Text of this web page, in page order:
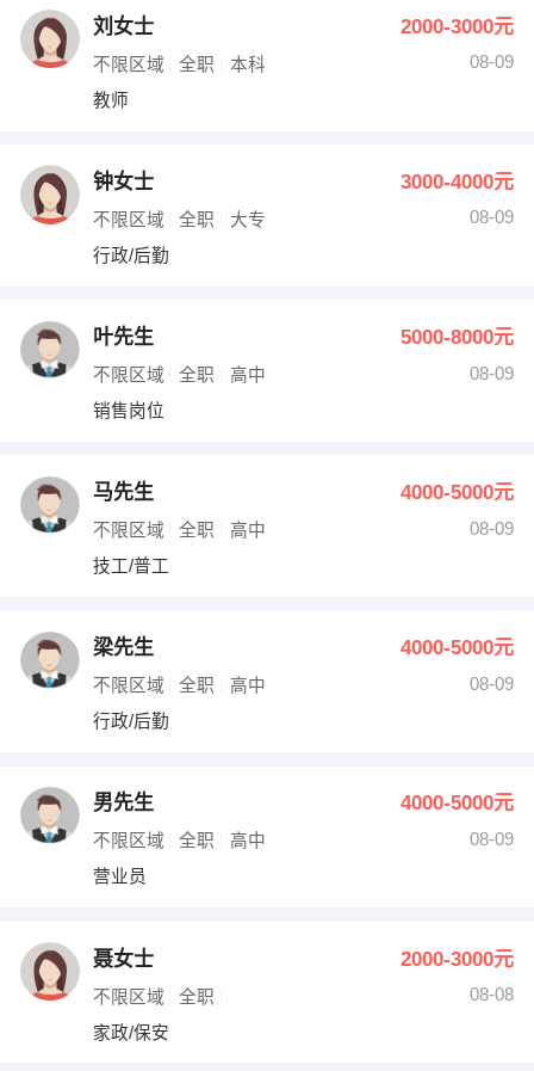
其他职位
刘女士 2000-3000元
不限区域 全职 本科
08-09
教师
钟女士 3000-4000元
不限区域 全职 大专
08-09
行政/后勤
叶先生 5000-8000元
不限区域 全职 高中
08-09
销售岗位
马先生 4000-5000元
不限区域 全职 高中
08-09
技工/普工
梁先生 4000-5000元
不限区域 全职 高中
08-09
行政/后勤
男先生 4000-5000元
不限区域 全职 高中
08-09
营业员
聂女士 2000-3000元
不限区域 全职
08-08
家政/保安